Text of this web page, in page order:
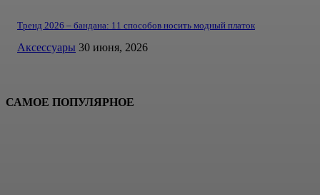
Тренд 2026 – бандана: 11 способов носить модный платок
Аксессуары 30 июня, 2026
САМОЕ ПОПУЛЯРНОЕ